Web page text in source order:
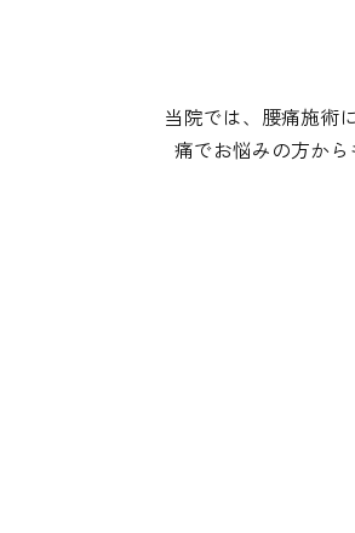
当院では、腰痛施術
痛でお悩みの方か